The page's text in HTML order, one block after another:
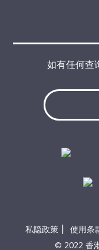
如有任何查
私隐政策 | 使用条
© 2022 香